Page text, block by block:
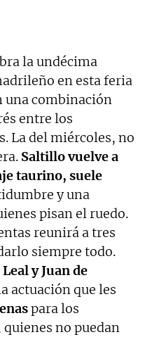
la undécima
en esta feria
una combinación
entre los
La del miércoles, no
Saltillo vuelve a
taurino, suele
y una
pisan el ruedo.
reunirá a tres
siempre todo.
y Juan de
actuación que les
para los
no puedan